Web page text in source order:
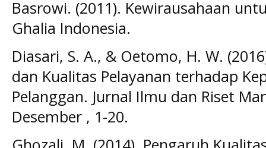
Basrowi. (2011). Kewirausahaan
Ghalia Indonesia.
Diasari, S. A., & Oetomo, H. W.
dan Kualitas Pelayanan terhadap
Pelanggan. Jurnal Ilmu dan Riset
Desember , 1-20.